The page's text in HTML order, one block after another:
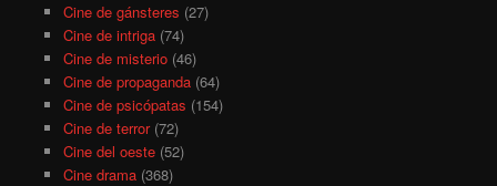
Cine de gánsteres (27)
Cine de intriga(74)
Cine de misterio(46)
Cine de propaganda(64)
Cine de psicópatas (154)
Cine de terror(72)
Cine del oeste(52)
Cine drama(368)